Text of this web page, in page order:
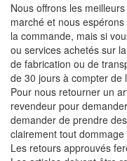
Nous offrons les
marché et nous
la commande, mais si
ou services achetés sur
de fabrication ou de
de 30 jours à compter de
Pour nous retourner un
revendeur pour
demander de prendre
clairement tout
Les retours approuvés